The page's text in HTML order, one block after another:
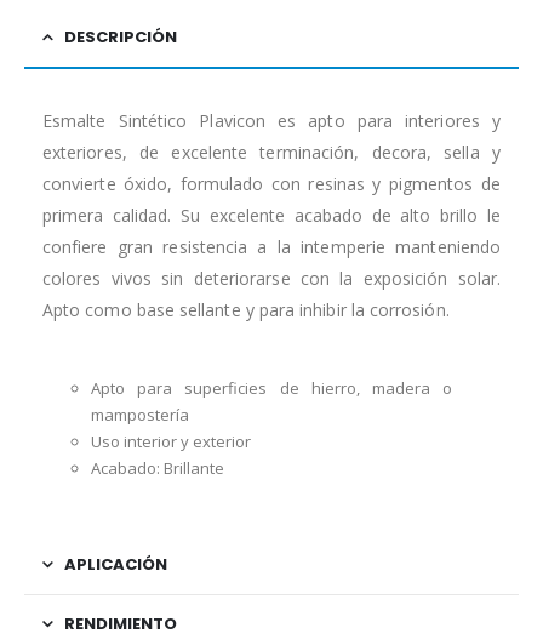
DESCRIPCIÓN
Esmalte Sintético Plavicon es apto para interiores y
exteriores, de excelente terminación, decora, sella y
convierte óxido, formulado con resinas y pigmentos de
primera calidad. Su excelente acabado de alto brillo le
confiere gran resistencia a la intemperie manteniendo
colores vivos sin deteriorarse con la exposición solar.
Apto como base sellante y para inhibir la corrosión.
Apto para superficies de hierro, madera o
mampostería
Uso interior y exterior
Acabado: Brillante
APLICACIÓN
RENDIMIENTO